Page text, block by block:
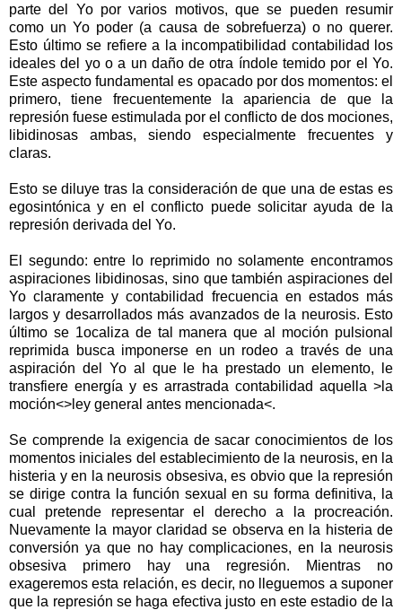
parte del Yo por varios motivos, que se pueden resumir
como un Yo poder (a causa de sobrefuerza) o no querer.
Esto último se refiere a la incompatibilidad contabilidad los
ideales del yo o a un daño de otra índole temido por el Yo.
Este aspecto fundamental es opacado por dos momentos: el
primero, tiene frecuentemente la apariencia de que la
represión fuese estimulada por el conflicto de dos mociones,
libidinosas ambas, siendo especialmente frecuentes y
claras.
Esto se diluye tras la consideración de que una de estas es
egosintónica y en el conflicto puede solicitar ayuda de la
represión derivada del Yo.
El segundo: entre lo reprimido no solamente encontramos
aspiraciones libidinosas, sino que también aspiraciones del
Yo claramente y contabilidad frecuencia en estados más
largos y desarrollados más avanzados de la neurosis. Esto
último se 1ocaliza de tal manera que al moción pulsional
reprimida busca imponerse en un rodeo a través de una
aspiración del Yo al que le ha prestado un elemento, le
transfiere energía y es arrastrada contabilidad aquella >la
moción<>ley general antes mencionada<.
Se comprende la exigencia de sacar conocimientos de los
momentos iniciales del establecimiento de la neurosis, en la
histeria y en la neurosis obsesiva, es obvio que la represión
se dirige contra la función sexual en su forma definitiva, la
cual pretende representar el derecho a la procreación.
Nuevamente la mayor claridad se observa en la histeria de
conversión ya que no hay complicaciones, en la neurosis
obsesiva primero hay una regresión. Mientras no
exageremos esta relación, es decir, no lleguemos a suponer
que la represión se haga efectiva justo en este estadio de la